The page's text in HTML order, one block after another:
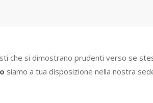
che si dimostrano prudenti verso se
siamo a tua disposizione nella nostra